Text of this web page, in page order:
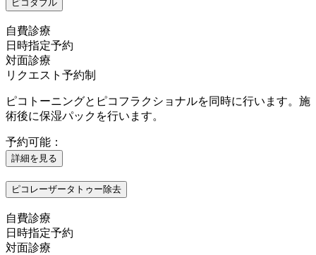
ピコダブル
自費診療
日時指定予約
対面診療
リクエスト予約制
ピコトーニングとピコフラクショナルを同時に行います。施
術後に保湿パックを行います。
予約可能：
詳細を見る
ピコレーザータトゥー除去
自費診療
日時指定予約
対面診療